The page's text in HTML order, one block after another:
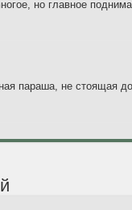
но главное
параша, не стоящая